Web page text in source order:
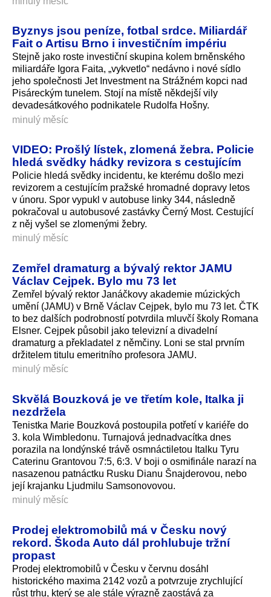
Byznys jsou peníze, fotbal srdce. Miliardář
Fait o Artisu Brno i investičním impériu
Stejně jako roste investiční skupina kolem brněnského
miliardáře Igora Faita, „vykvetlo“ nedávno i nové sídlo
jeho společnosti Jet Investment na Strážném kopci nad
Pisáreckým tunelem. Stojí na místě někdejší vily
devadesátkového podnikatele Rudolfa Hošny.
minulý měsíc
VIDEO: Prošlý lístek, zlomená žebra. Policie
hledá svědky hádky revizora s cestujícím
Policie hledá svědky incidentu, ke kterému došlo mezi
revizorem a cestujícím pražské hromadné dopravy letos
v únoru. Spor vypukl v autobuse linky 344, následně
pokračoval u autobusové zastávky Černý Most. Cestující
z něj vyšel se zlomenými žebry.
minulý měsíc
Zemřel dramaturg a bývalý rektor JAMU
Václav Cejpek. Bylo mu 73 let
Zemřel bývalý rektor Janáčkovy akademie múzických
umění (JAMU) v Brně Václav Cejpek, bylo mu 73 let. ČTK
to bez dalších podrobností potvrdila mluvčí školy Romana
Elsner. Cejpek působil jako televizní a divadelní
dramaturg a překladatel z němčiny. Loni se stal prvním
držitelem titulu emeritního profesora JAMU.
minulý měsíc
Skvělá Bouzková je ve třetím kole, Italka ji
nezdržela
Tenistka Marie Bouzková postoupila potřetí v kariéře do
3. kola Wimbledonu. Turnajová jednadvacítka dnes
porazila na londýnské trávě osmnáctiletou Italku Tyru
Caterinu Grantovou 7:5, 6:3. V boji o osmifinále narazí na
nasazenou patnáctku Rusku Dianu Šnajderovou, nebo
její krajanku Ljudmilu Samsonovovou.
minulý měsíc
Prodej elektromobilů má v Česku nový
rekord. Škoda Auto dál prohlubuje tržní
propast
Prodej elektromobilů v Česku v červnu dosáhl
historického maxima 2142 vozů a potvrzuje zrychlující
růst trhu, který se ale stále výrazně zaostává za